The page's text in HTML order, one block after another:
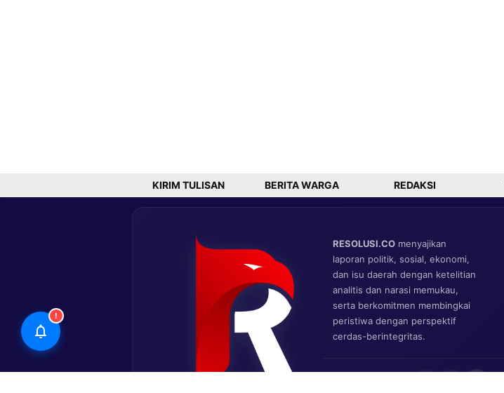
KIRIM TULISAN BERITA WARGA REDAKSI
RESOLUSI.CO menyajikan
laporan politik, sosial, ekonomi,
dan isu daerah dengan ketelitian
analitis dan narasi memukau,
serta berkomitmen membingkai
peristiwa dengan perspektif
cerdas-berintegritas.
!